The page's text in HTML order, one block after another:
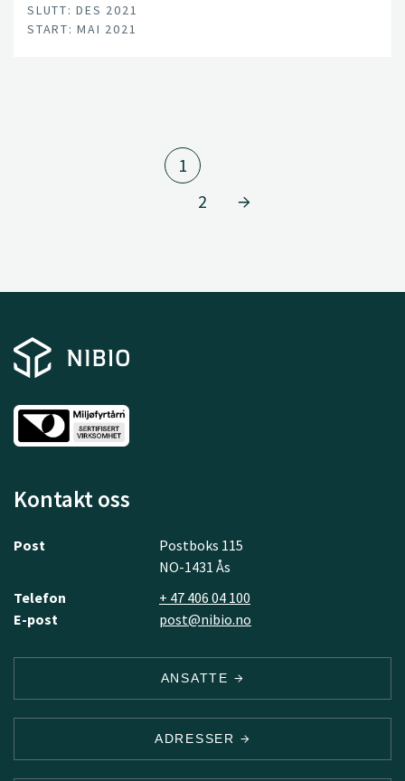
SLUTT: DES 2021
START: MAI 2021
1
2
Kontakt oss
Post
Postboks 115
NO-1431 Ås
Telefon
+ 47 406 04 100
E-post
post@nibio.no
ANSATTE
ADRESSER